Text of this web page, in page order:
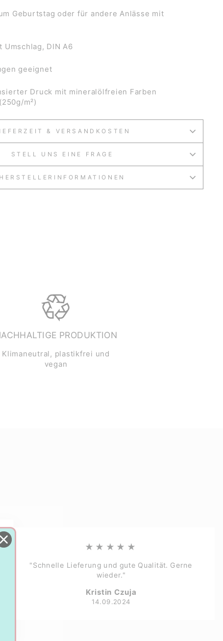
Geburtstag oder für andere Anlässe mit
DIN A6
geeignet
Druck mit mineralölfreien Farben
m²)
& VERSANDKOSTEN
STELL UNS EINE FRAGE
HERSTELLERINFORMATIONEN
PRODUKTION
Klimaneutral, plastikfrei und
vegan
★★★★★
"Schnelle Lieferung und gute Qualität. Gerne
wieder."
Kristin Czuja
14.09.2024